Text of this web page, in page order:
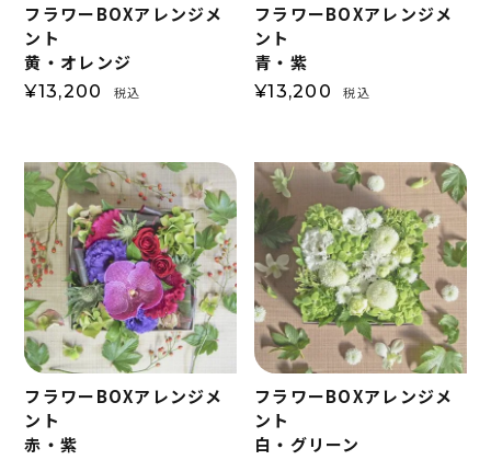
フラワーBOXアレンジメ
ント
黄・オレンジ
¥13,200 税込
フラワーBOXアレンジメ
ント
青・紫
¥13,200 税込
フラワーBOXアレンジメ
ント
赤・紫
フラワーBOXアレンジメ
ント
白・グリーン